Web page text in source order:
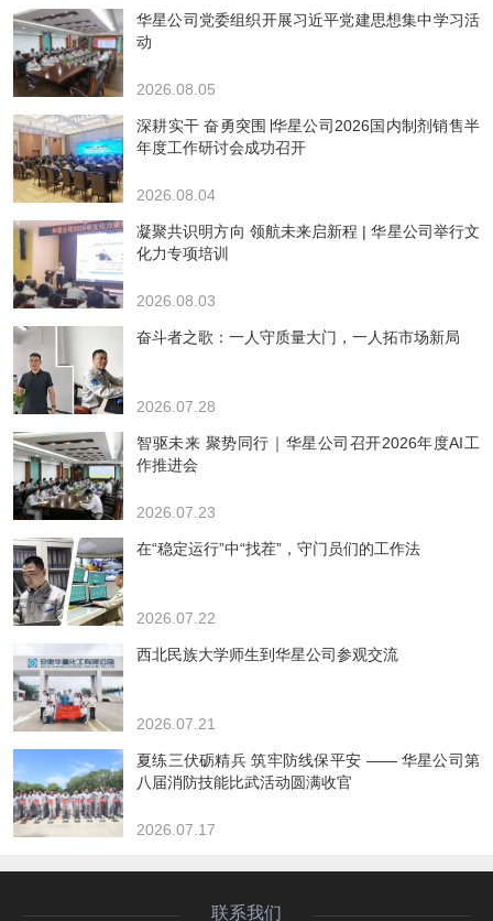
华星公司党委组织开展习近平党建思想集中学习活
动
2026.08.05
深耕实干 奋勇突围∣华星公司2026国内制剂销售半
年度工作研讨会成功召开
2026.08.04
凝聚共识明方向 领航未来启新程 | 华星公司举行文
化力专项培训
2026.08.03
奋斗者之歌：一人守质量大门，一人拓市场新局
2026.07.28
智驱未来 聚势同行｜华星公司召开2026年度AI工
作推进会
2026.07.23
在“稳定运行”中“找茬”，守门员们的工作法
2026.07.22
西北民族大学师生到华星公司参观交流
2026.07.21
夏练三伏砺精兵 筑牢防线保平安 —— 华星公司第
八届消防技能比武活动圆满收官
2026.07.17
联系我们